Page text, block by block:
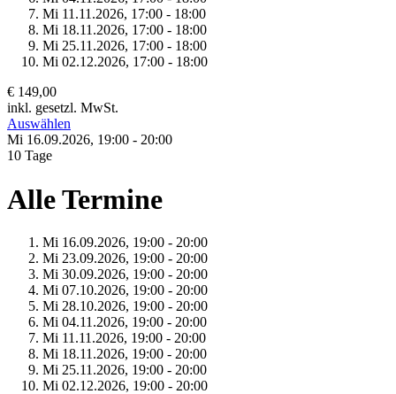
Mi 11.11.2026, 17:00 - 18:00
Mi 18.11.2026, 17:00 - 18:00
Mi 25.11.2026, 17:00 - 18:00
Mi 02.12.2026, 17:00 - 18:00
€ 149,00
inkl. gesetzl. MwSt.
Auswählen
Mi 16.09.2026, 19:00 - 20:00
10 Tage
Alle Termine
Mi 16.09.2026, 19:00 - 20:00
Mi 23.09.2026, 19:00 - 20:00
Mi 30.09.2026, 19:00 - 20:00
Mi 07.10.2026, 19:00 - 20:00
Mi 28.10.2026, 19:00 - 20:00
Mi 04.11.2026, 19:00 - 20:00
Mi 11.11.2026, 19:00 - 20:00
Mi 18.11.2026, 19:00 - 20:00
Mi 25.11.2026, 19:00 - 20:00
Mi 02.12.2026, 19:00 - 20:00